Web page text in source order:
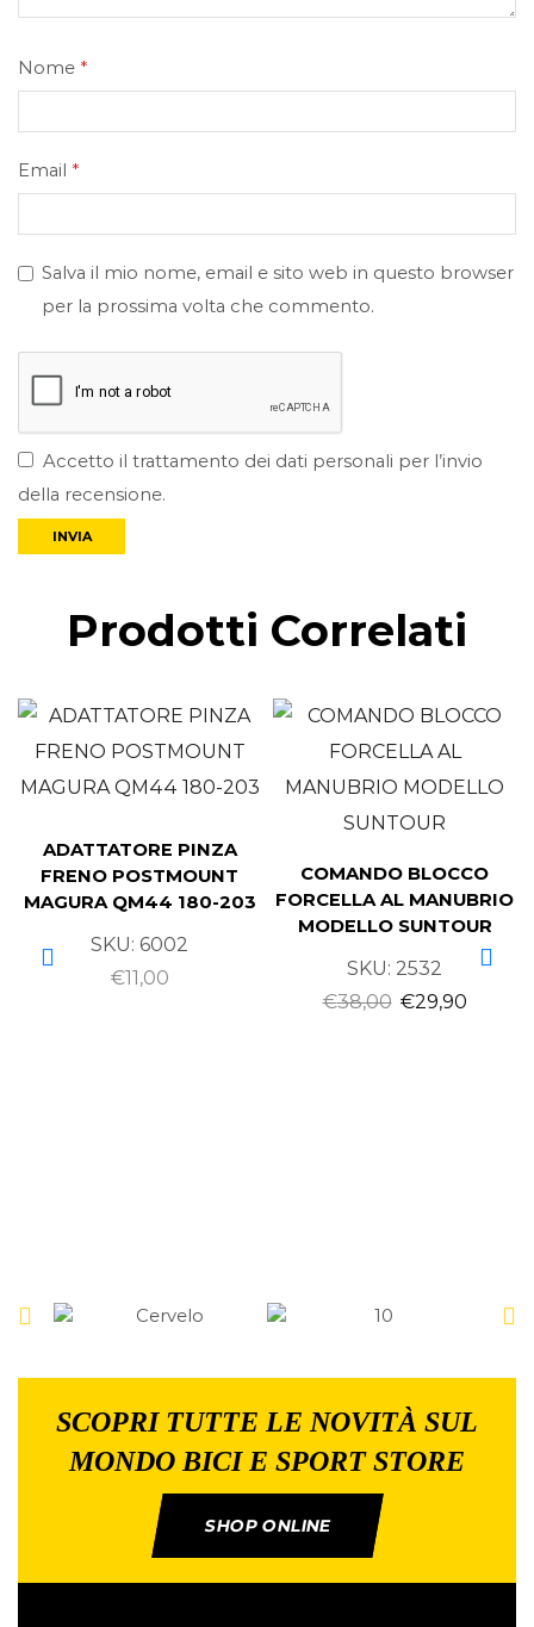
Nome *
Email *
Salva il mio nome, email e sito web in questo browser
per la prossima volta che commento.
Accetto il trattamento dei dati personali per l’invio
della recensione.
Prodotti Correlati
ADATTATORE PINZA
FRENO POSTMOUNT
MAGURA QM44 180-203
SKU: 6002
€11,00
COMANDO BLOCCO
FORCELLA AL MANUBRIO
MODELLO SUNTOUR
SKU: 2532
€38,00 €29,90
SCOPRI TUTTE LE NOVITÀ SUL
MONDO BICI E SPORT STORE
SHOP ONLINE